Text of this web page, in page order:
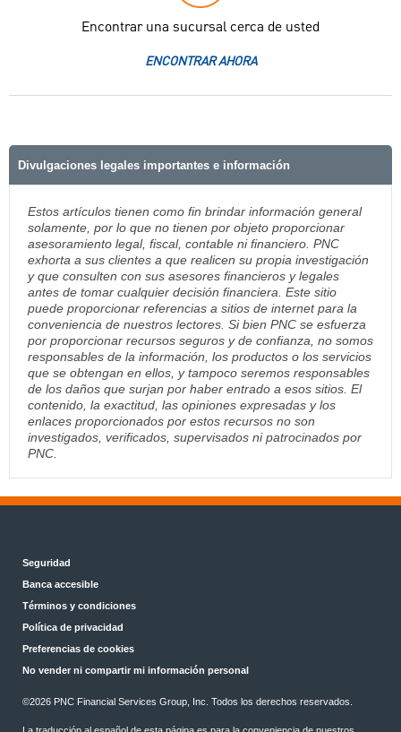
Encontrar una sucursal cerca de usted
ENCONTRAR AHORA
Divulgaciones legales importantes e información
Estos artículos tienen como fin brindar información general
solamente, por lo que no tienen por objeto proporcionar
asesoramiento legal, fiscal, contable ni financiero. PNC
exhorta a sus clientes a que realicen su propia investigación
y que consulten con sus asesores financieros y legales
antes de tomar cualquier decisión financiera. Este sitio
puede proporcionar referencias a sitios de internet para la
conveniencia de nuestros lectores. Si bien PNC se esfuerza
por proporcionar recursos seguros y de confianza, no somos
responsables de la información, los productos o los servicios
que se obtengan en ellos, y tampoco seremos responsables
de los daños que surjan por haber entrado a esos sitios. El
contenido, la exactitud, las opiniones expresadas y los
enlaces proporcionados por estos recursos no son
investigados, verificados, supervisados ni patrocinados por
PNC.
Seguridad
Banca accesible
Términos y condiciones
Política de privacidad
Preferencias de cookies
No vender ni compartir mi información personal
©2026 PNC Financial Services Group, Inc. Todos los derechos reservados.